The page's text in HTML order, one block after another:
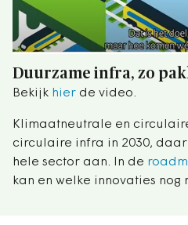
Duurzame infra, zo
Bekijk hier de video.
Klimaatneutrale en
circulaire infra in 2030,
hele sector aan. In de
kan en welke innovaties nog